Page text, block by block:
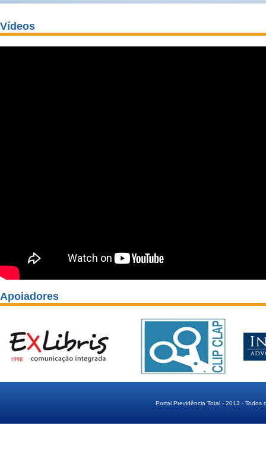
Vídeos
Apoiadores
Portal Previdência Total - 2013 - Todos